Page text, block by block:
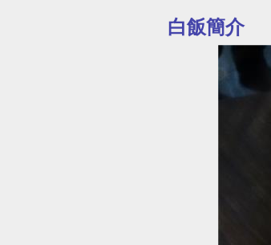
白飯簡介